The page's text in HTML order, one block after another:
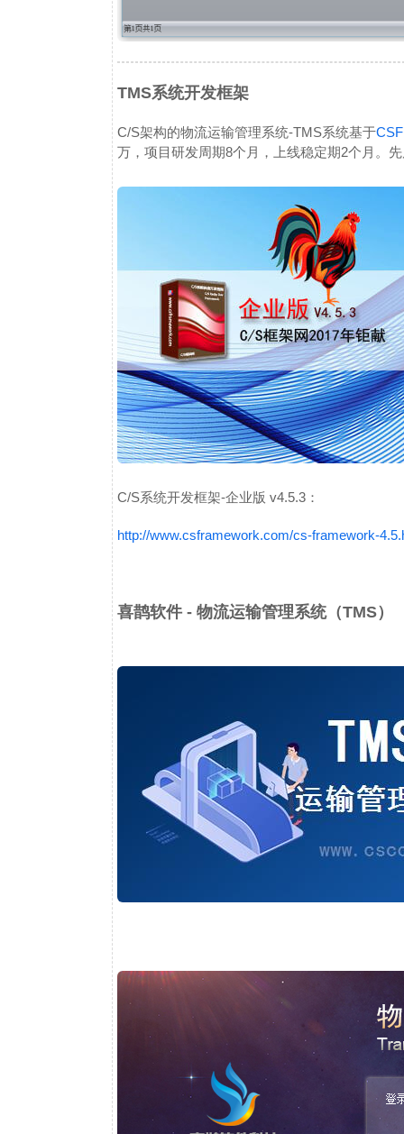
TMS系统开发框架
C/S架构的物流运输管理系统-TMS系统基于
万，项目研发周期8个月，上线稳定期2个月。
C/S系统开发框架-企业版 v4.5.3：
http://www.csframework.com/cs-framework-
喜鹊软件 - 物流运输管理系统（TMS）